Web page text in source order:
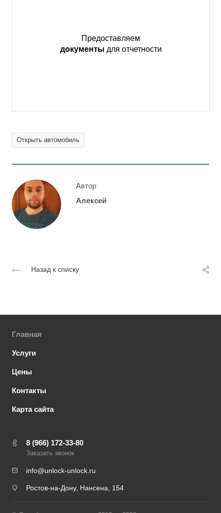
Предоставляем
документы для отчетности
Открыть автомобиль
Автор
Алексей
Назад к списку
Главная
Услуги
Цены
Контакты
Карта сайта
8 (966) 172-33-80
Заказать звонок
info@unlock-unlock.ru
Ростов-на-Дону, Нансена, 154